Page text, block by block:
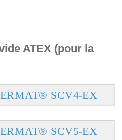
ATEX (pour la
SCV4-EX
SCV5-EX